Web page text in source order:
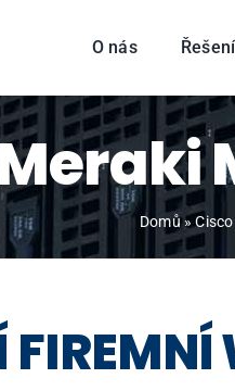
O nás
Domů»
FIREMNÍ